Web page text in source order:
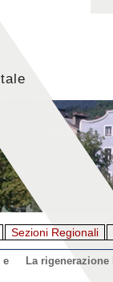
Sezioni Regionali
e
La